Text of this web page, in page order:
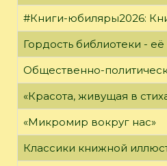
#Книги-юбиляры2026:
Гордость библиотеки -
Общественно-
«Красота, живущая в
«Микромир вокруг нас»
Классики книжной